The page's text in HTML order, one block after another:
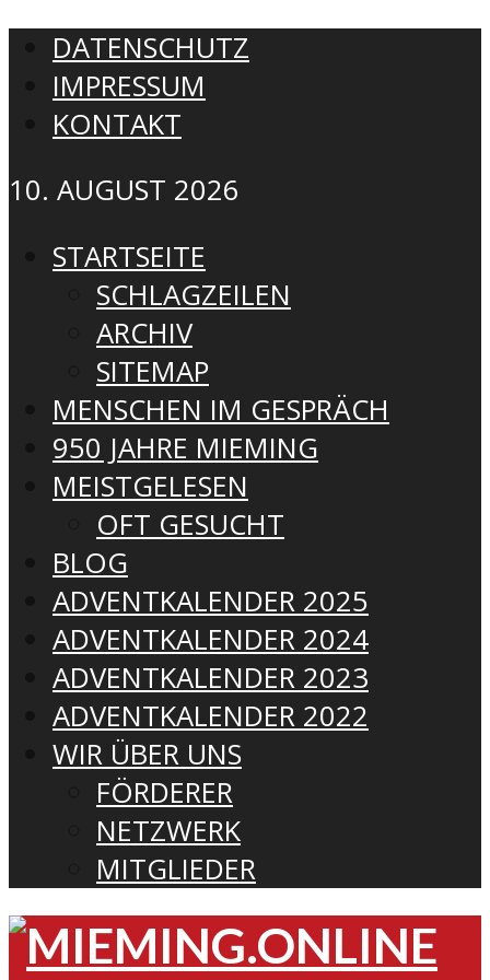
DATENSCHUTZ
IMPRESSUM
KONTAKT
10. AUGUST 2026
STARTSEITE
SCHLAGZEILEN
ARCHIV
SITEMAP
MENSCHEN IM GESPRÄCH
950 JAHRE MIEMING
MEISTGELESEN
OFT GESUCHT
BLOG
ADVENTKALENDER 2025
ADVENTKALENDER 2024
ADVENTKALENDER 2023
ADVENTKALENDER 2022
WIR ÜBER UNS
FÖRDERER
NETZWERK
MITGLIEDER